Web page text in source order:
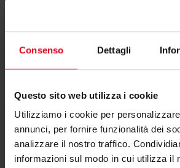
Consenso Dettagli
Questo sito web utilizza i cookie
Utilizziamo i cookie per
annunci, per fornire funzionalità dei
analizzare il nostro traffico.
informazioni sul modo in cui utilizza il
Scheda tecnica
Scheda tecnica